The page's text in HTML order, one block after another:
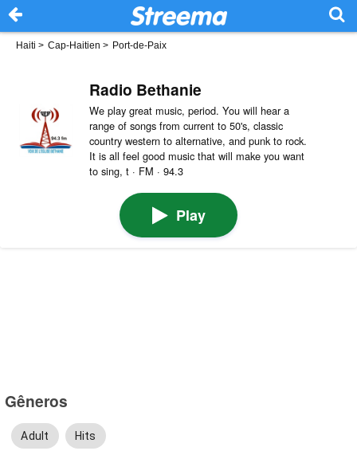
Haiti > Cap-Haitien > Port-de-Paix
Radio Bethanie
We play great music, period. You will hear a
range of songs from current to 50's, classic
country western to alternative, and punk to rock.
It is all feel good music that will make you want
to sing, t · FM · 94.3
Play
Gêneros
Adult Hits